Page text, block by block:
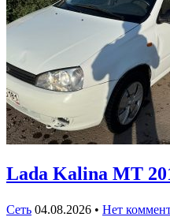
Lada Kalina МТ
Сеть 04.08.2026 • Нет